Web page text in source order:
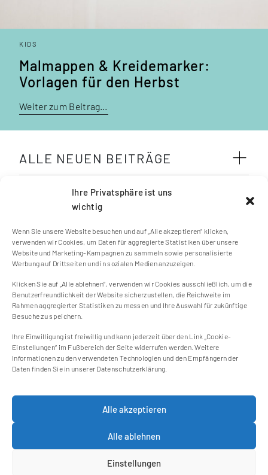
Ihre Privatsphäre ist uns
wichtig
Wenn Sie unsere Website besuchen und auf „Alle akzeptieren“ klicken,
verwenden wir Cookies, um Daten für aggregierte Statistiken über unsere
Website und Marketing-Kampagnen zu sammeln sowie personalisierte
Werbung auf Drittseiten und in sozialen Medien anzuzeigen.
Klicken Sie auf „Alle ablehnen“, verwenden wir Cookies ausschließlich, um die
Benutzerfreundlichkeit der Website sicherzustellen, die Reichweite im
Rahmen aggregierter Statistiken zu messen und Ihre Auswahl für zukünftige
Besuche zu speichern.
Ihre Einwilligung ist freiwillig und kann jederzeit über den Link „Cookie-
Einstellungen“ im Fußbereich der Seite widerrufen werden. Weitere
Informationen zu den verwendeten Technologien und den Empfängern der
Daten finden Sie in unserer Datenschutzerklärung.
Alle akzeptieren
Alle ablehnen
Einstellungen
KIDS
Malmappen & Kreidemarker:
Vorlagen für den Herbst
Weiter zum Beitrag…
ALLE NEUEN BEITRÄGE
SCHLAGWÖRTER
Kontakt
Impressum
Cookie Einstellungen
Datenschutzerklärung
Cookie-Richtlinie (EU)
Newsletter
Jetzt zum Newsletter anmelden und keine